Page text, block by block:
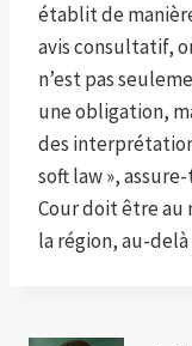
établit de
avis consultatif,
n’est pas
une obligation,
des
soft law »,
Cour doit être au
la région, au-